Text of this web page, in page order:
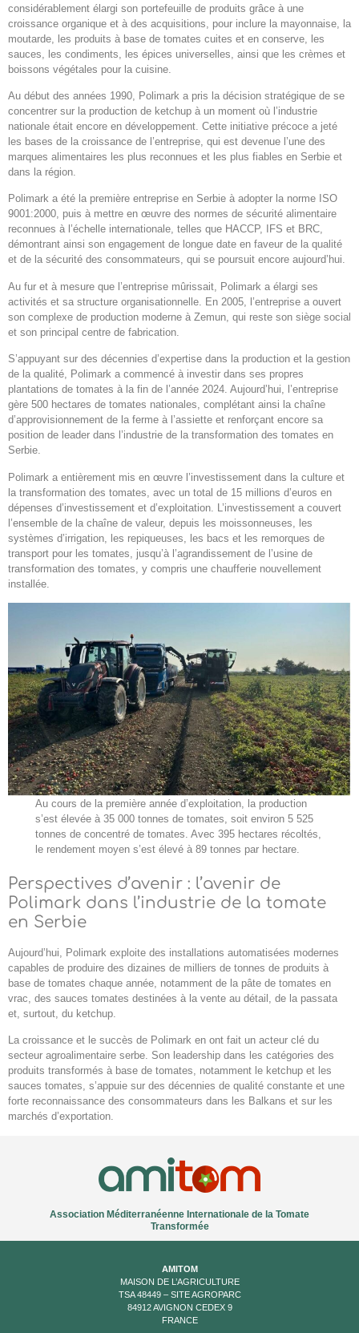
considérablement élargi son portefeuille de produits grâce à une
croissance organique et à des acquisitions, pour inclure la mayonnaise, la
moutarde, les produits à base de tomates cuites et en conserve, les
sauces, les condiments, les épices universelles, ainsi que les crèmes et
boissons végétales pour la cuisine.
Au début des années 1990, Polimark a pris la décision stratégique de se
concentrer sur la production de ketchup à un moment où l’industrie
nationale était encore en développement. Cette initiative précoce a jeté
les bases de la croissance de l’entreprise, qui est devenue l’une des
marques alimentaires les plus reconnues et les plus fiables en Serbie et
dans la région.
Polimark a été la première entreprise en Serbie à adopter la norme ISO
9001:2000, puis à mettre en œuvre des normes de sécurité alimentaire
reconnues à l’échelle internationale, telles que HACCP, IFS et BRC,
démontrant ainsi son engagement de longue date en faveur de la qualité
et de la sécurité des consommateurs, qui se poursuit encore aujourd’hui.
Au fur et à mesure que l’entreprise mûrissait, Polimark a élargi ses
activités et sa structure organisationnelle. En 2005, l’entreprise a ouvert
son complexe de production moderne à Zemun, qui reste son siège social
et son principal centre de fabrication.
S’appuyant sur des décennies d’expertise dans la production et la gestion
de la qualité, Polimark a commencé à investir dans ses propres
plantations de tomates à la fin de l’année 2024. Aujourd’hui, l’entreprise
gère 500 hectares de tomates nationales, complétant ainsi la chaîne
d’approvisionnement de la ferme à l’assiette et renforçant encore sa
position de leader dans l’industrie de la transformation des tomates en
Serbie.
Polimark a entièrement mis en œuvre l’investissement dans la culture et
la transformation des tomates, avec un total de 15 millions d’euros en
dépenses d’investissement et d’exploitation. L’investissement a couvert
l’ensemble de la chaîne de valeur, depuis les moissonneuses, les
systèmes d’irrigation, les repiqueuses, les bacs et les remorques de
transport pour les tomates, jusqu’à l’agrandissement de l’usine de
transformation des tomates, y compris une chaufferie nouvellement
installée.
Au cours de la première année d’exploitation, la production
s’est élevée à 35 000 tonnes de tomates, soit environ 5 525
tonnes de concentré de tomates. Avec 395 hectares récoltés,
le rendement moyen s’est élevé à 89 tonnes par hectare.
Perspectives d’avenir : l’avenir de
Polimark dans l’industrie de la tomate
en Serbie
Aujourd’hui, Polimark exploite des installations automatisées modernes
capables de produire des dizaines de milliers de tonnes de produits à
base de tomates chaque année, notamment de la pâte de tomates en
vrac, des sauces tomates destinées à la vente au détail, de la passata
et, surtout, du ketchup.
La croissance et le succès de Polimark en ont fait un acteur clé du
secteur agroalimentaire serbe. Son leadership dans les catégories des
produits transformés à base de tomates, notamment le ketchup et les
sauces tomates, s’appuie sur des décennies de qualité constante et une
forte reconnaissance des consommateurs dans les Balkans et sur les
marchés d’exportation.
Association Méditerranéenne Internationale de la Tomate
Transformée
AMITOM
MAISON DE L’AGRICULTURE
TSA 48449 – SITE AGROPARC
84912 AVIGNON CEDEX 9
FRANCE